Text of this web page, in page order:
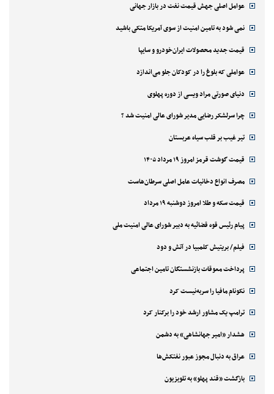
عوامل اصلی جهش قیمت نفت در بازار جهانی
نمی شود به تامین امنیت از سوی آمریکا متکی باشید
قیمت جدید محصولات ایران‌خودرو و سایپا
عواملی که بلوغ را در کودکان جلو می‌اندازد
دنیای صورتی مراد ویسی از دوره پهلوی
چرا سرلشکر رضایی مدیر شورای عالی امنیت شد ؟
تیر غیب بر قلب سیاه عربستان
قیمت گوشت قرمز امروز ۱۹ مرداد ۱۴۰۵
مصرف انواع دخانیات عامل اصلی سرطان‌هاست
قیمت سکه و طلا امروز دوشنبه ۱۹ مرداد
پیام رئیس قوه قضائیه به دبیر شورای عالی امنیت ملی
فیلم/ بریتیش کلمبیا در آتش و دود
پرداخت معوقات بازنشستگان تامین اجتماعی
نکونام مافیا را سربه‌نیست کرد
ترامپ یک مشاور ارشد خود را برکنار کرد
هشدار «امیر جهانشاهی» به دشمن
عراق به دنبال مجوز عبور نفتکش‌ها
بازگشت «قند پهلو» به تلویزیون